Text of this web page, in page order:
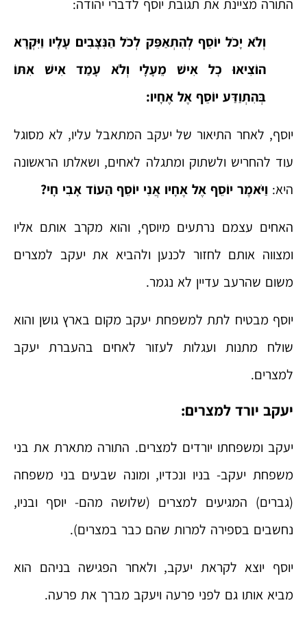
התורה מציינת את תגובת יוסף לדברי יהודה:
וְלֹא יָכֹל יוֹסֵף לְהִתְאַפֵּק לְכֹל הַנִּצָּבִים עָלָיו וַיִּקְרָא
הוֹצִיאוּ כׇל אִישׁ מֵעָלָי וְלֹא עָמַד אִישׁ אִתּוֹ
בְּהִתְוַדַּע יוֹסֵף אֶל אֶחָיו:
יוסף, לאחר התיאור של יעקב המתאבל עליו, לא מסוגל
עוד להחריש ולשתוק ומתגלה לאחים, ושאלתו הראשונה
היא: וַיֹּאמֶר יוֹסֵף אֶל אֶחָיו אֲנִי יוֹסֵף הַעוֹד אָבִי חָי?
האחים עצמם נרתעים מיוסף, והוא מקרב אותם אליו
ומצווה אותם לחזור לכנען ולהביא את יעקב למצרים
משום שהרעב עדיין לא נגמר.
יוסף מבטיח לתת למשפחת יעקב מקום בארץ גושן והוא
שולח מתנות ועגלות לעזור לאחים בהעברת יעקב
למצרים.
יעקב יורד למצרים:
יעקב ומשפחתו יורדים למצרים. התורה מתארת את בני
משפחת יעקב- בניו ונכדיו, ומונה שבעים בני משפחה
(גברים) המגיעים למצרים (שלושה מהם- יוסף ובניו,
נחשבים בספירה למרות שהם כבר במצרים).
יוסף יוצא לקראת יעקב, ולאחר הפגישה בניהם הוא
מביא אותו גם לפני פרעה ויעקב מברך את פרעה.